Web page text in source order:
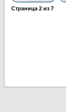
Страница 2 из 7